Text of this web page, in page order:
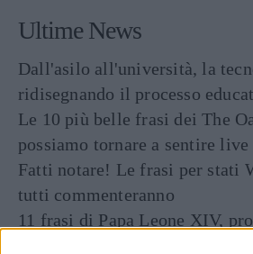
Ultime News
Dall'asilo all'università, la
ridisegnando il processo
Le 10 più belle frasi dei The
possiamo tornare a sentire live
Fatti notare! Le frasi per stati
tutti commenteranno
11 frasi di Papa Leone XIV,